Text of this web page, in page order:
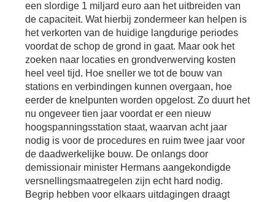
een slordige 1 miljard euro aan het uitbreiden van
de capaciteit. Wat hierbij zondermeer kan helpen is
het verkorten van de huidige langdurige periodes
voordat de schop de grond in gaat. Maar ook het
zoeken naar locaties en grondverwerving kosten
heel veel tijd. Hoe sneller we tot de bouw van
stations en verbindingen kunnen overgaan, hoe
eerder de knelpunten worden opgelost. Zo duurt het
nu ongeveer tien jaar voordat er een nieuw
hoogspanningsstation staat, waarvan acht jaar
nodig is voor de procedures en ruim twee jaar voor
de daadwerkelijke bouw. De onlangs door
demissionair minister Hermans aangekondigde
versnellingsmaatregelen zijn echt hard nodig.
Begrip hebben voor elkaars uitdagingen draagt